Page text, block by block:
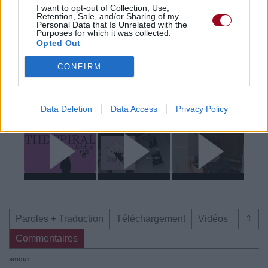
I want to opt-out of Collection, Use,
Retention, Sale, and/or Sharing of my
Personal Data that Is Unrelated with the
Purposes for which it was collected.
Opted Out
CONFIRM
Data Deletion Data Access Privacy Policy
Trouver un instrument de musique ou une partition au
meilleur prix sur
Paroles + Traduction Téléchargement
Commentaires
Voir la vidéo de «The Spiral»
⇑
Paroles + Traduction Téléchargement
Vidéos
Commentaires
amour